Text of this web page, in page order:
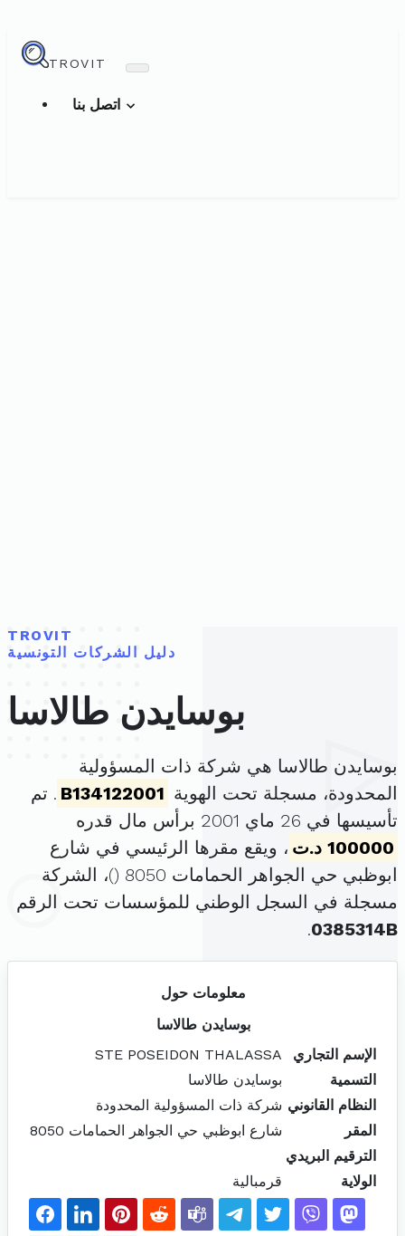
TROVIT
TROVIT
دليل الشركات التونسية
بوسايدن طالاسا
بوسايدن طالاسا هي شركة ذات المسؤولية
المحدودة، مسجلة تحت الهوية B134122001 . تم
تأسيسها في 26 ماي 2001 برأس مال قدره
100000 د.ت
، ويقع مقرها الرئيسي في شارع
ابوظبي حي الجواهر الحمامات 8050 (
)، الشركة
مسجلة في السجل الوطني للمؤسسات تحت الرقم
0385314B
.
معلومات حول
بوسايدن طالاسا
الإسم التجاري
STE POSEIDON THALASSA
التسمية
بوسايدن طالاسا
النظام القانوني شركة ذات المسؤولية المحدودة
المقر
شارع ابوظبي حي الجواهر الحمامات 8050
الترقيم البريدي
الولاية
قرمبالية